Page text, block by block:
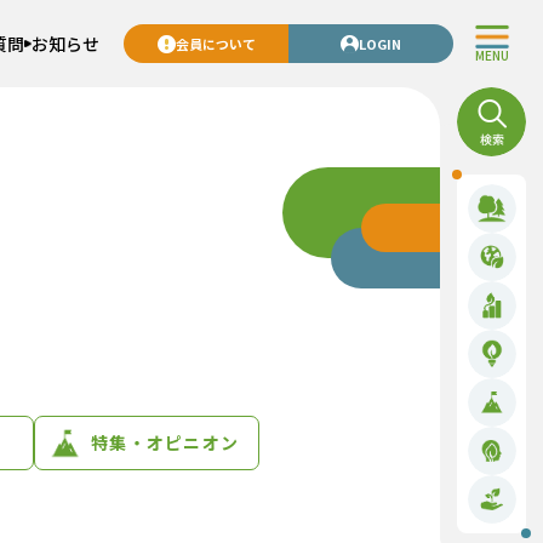
MENU
問 お知らせ 会員について LOGIN
特集・オピニオン